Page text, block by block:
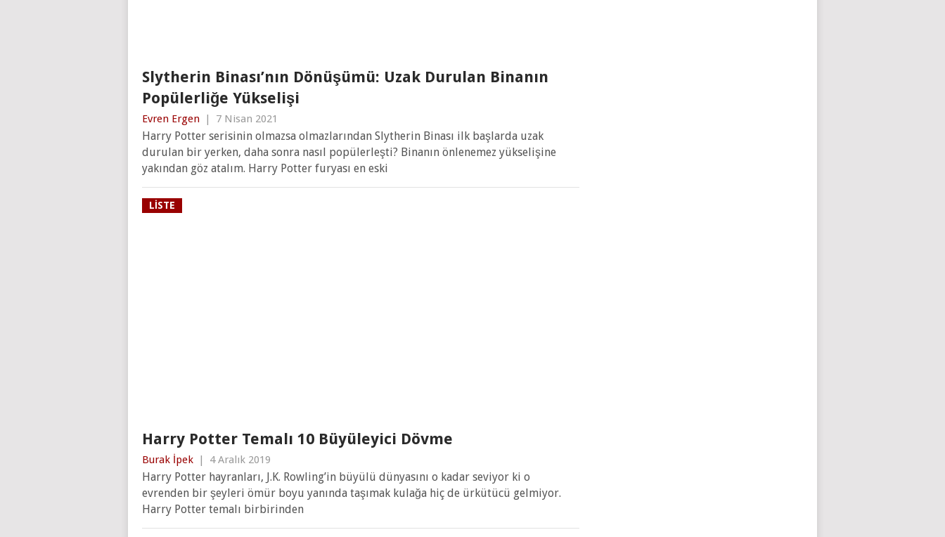
Slytherin Binası’nın Dönüşümü: Uzak Durulan Binanın
Popülerliğe Yükselişi
Evren Ergen | 7 Nisan 2021
Harry Potter serisinin olmazsa olmazlarından Slytherin Binası ilk başlarda uzak
durulan bir yerken, daha sonra nasıl popülerleşti? Binanın önlenemez yükselişine
yakından göz atalım. Harry Potter furyası en eski
LISTE
Harry Potter Temalı 10 Büyüleyici Dövme
Burak İpek | 4 Aralık 2019
Harry Potter hayranları, J.K. Rowling’in büyülü dünyasını o kadar seviyor ki o
evrenden bir şeyleri ömür boyu yanında taşımak kulağa hiç de ürkütücü gelmiyor.
Harry Potter temalı birbirinden